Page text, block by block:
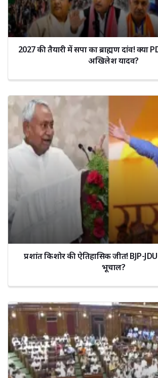
2027 की तैयारी में सपा का ब्राह्मण दांव!
अखिलेश यादव?
प्रशांत किशोर की ऐतिहासिक जीत! BJP-
भूचाल?